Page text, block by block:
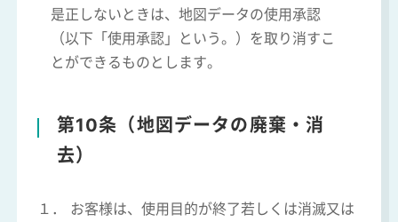
是正しないときは、地図データの使用承認
（以下「使用承認」という。）を取り消すこ
とができるものとします。
第10条（地図データの廃棄・消
去）
１．
お客様は、使用目的が終了若しくは消滅又は